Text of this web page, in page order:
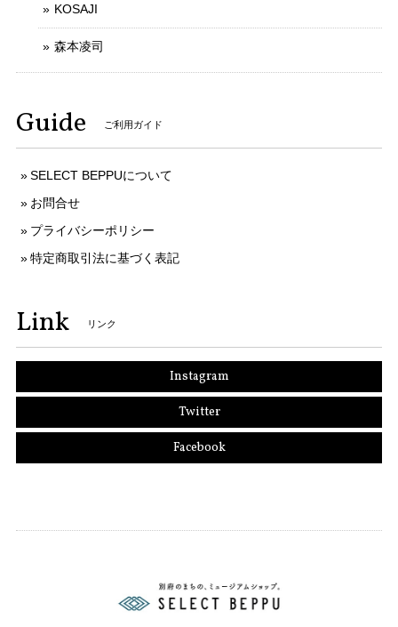
KOSAJI
森本凌司
Guide ご利用ガイド
SELECT BEPPUについて
お問合せ
プライバシーポリシー
特定商取引法に基づく表記
Link リンク
Instagram
Twitter
Facebook